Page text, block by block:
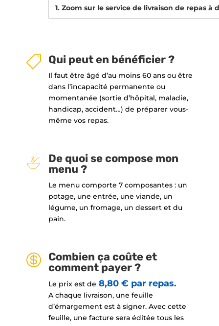
1. Zoom sur le service de livraison de repas à
 Qui peut en bénéficier ?
Il faut être âgé d’au moins 60 ans ou être
dans l’incapacité permanente ou
momentanée (sortie d’hôpital, maladie,
handicap, accident…) de préparer vous-
même vos repas.
De quoi se compose mon
menu ?
Le menu comporte 7 composantes : un
potage, une entrée, une viande, un
légume, un fromage, un dessert et du
pain.
 Combien ça coûte et
comment payer ?
Le prix est de 8,80 € par repas.
A chaque livraison, une feuille
d’émargement est à signer. Avec cette
feuille, une facture sera éditée tous les